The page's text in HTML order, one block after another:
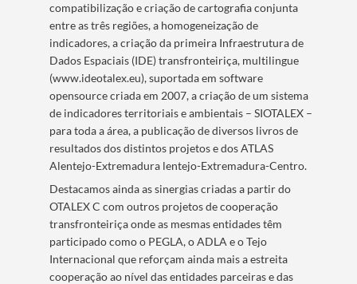
compatibilização e criação de cartografia conjunta
entre as três regiões, a homogeneização de
indicadores, a criação da primeira Infraestrutura de
Dados Espaciais (IDE) transfronteiriça, multilingue
(www.ideotalex.eu), suportada em software
opensource criada em 2007, a criação de um sistema
de indicadores territoriais e ambientais – SIOTALEX –
para toda a área, a publicação de diversos livros de
resultados dos distintos projetos e dos ATLAS
Alentejo-Extremadura lentejo-Extremadura-Centro.
Destacamos ainda as sinergias criadas a partir do
OTALEX C com outros projetos de cooperação
transfronteiriça onde as mesmas entidades têm
participado como o PEGLA, o ADLA e o Tejo
Internacional que reforçam ainda mais a estreita
cooperação ao nível das entidades parceiras e das